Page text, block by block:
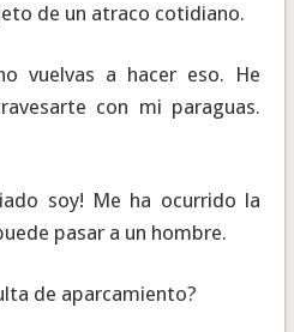
de un atraco cotidiano.
vuelvas a hacer eso. He
con mi paraguas.
soy! Me ha ocurrido la
pasar a un hombre.
de aparcamiento?